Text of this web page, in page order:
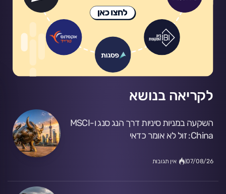
לקריאה בנושא
השקעה במניות סיניות דרך הנג סנג ו-MSCI
China: זול לא אומר כדאי
07/08/26 אין תגובות